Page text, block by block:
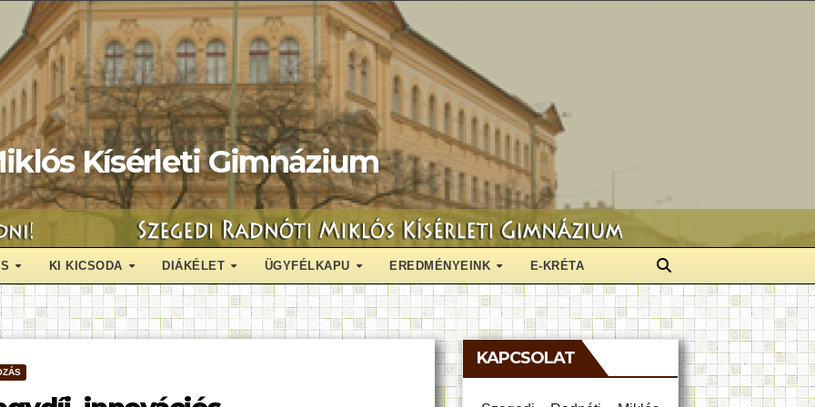
Kísérleti Gimnázium
KI KICSODA DIÁKÉLET ÜGYFÉLKAPU EREDMÉNYEINK E-KRÉTA
KAPCSOLAT